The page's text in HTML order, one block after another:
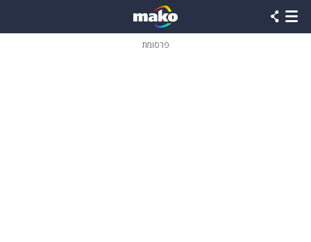
פרסומת